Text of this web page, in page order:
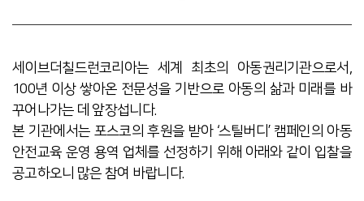
세이브더칠드런코리아는 세계 최초의 아동권리기관으로서,
100년 이상 쌓아온 전문성을 기반으로 아동의 삶과 미래를 바
꾸어나가는 데 앞장섭니다.
본 기관에서는 포스코의 후원을 받아 ‘스틸버디’ 캠페인의 아동
안전교육 운영 용역 업체를 선정하기 위해 아래와 같이 입찰을
공고하오니 많은 참여 바랍니다.